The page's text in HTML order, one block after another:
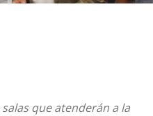
que atenderán a la